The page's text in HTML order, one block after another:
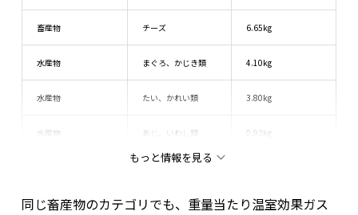
畜産物 チーズ 6.65kg
水産物 まぐろ、かじき類 4.10kg
水産物 たい、かれい類 3.80kg
水産物 あじ、いわし類 0.92kg
水産物 その他の生魚 2.33kg
もっと情報を見る
同じ畜産物のカテゴリでも、重量当たり温室効果ガス